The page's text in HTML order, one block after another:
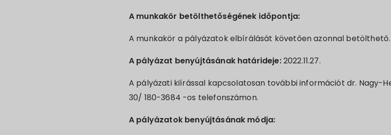
A munkakör betölthetőségének időpontja:
A munkakör a pályázatok elbírálását követően azonnal betölthető.
A pályázat benyújtásának határideje:2022.11.27.
A pályázati kiírással kapcsolatosan további információt dr. Nagy-
30/ 180-3684 -os telefonszámon.
A pályázatok benyújtásának módja: